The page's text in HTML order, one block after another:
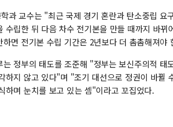
과 교수는 "최근 국제 경기 혼란과 탄소중립 요
수립한 뒤 다음 차수 전기본을 만들 때까지 바뀌
면 전기본 수립 기간은 2년보다 더 촘촘해져야
정부의 태도를 조준해 "정부는 보신주의적 태
하지 않고 있다"며 "조기 대선으로 정권이 바뀔
하며 눈치를 보고 있는 셈"이라고 꼬집었다.